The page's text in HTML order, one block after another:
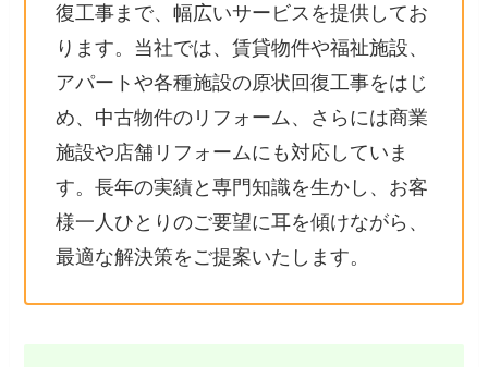
復工事まで、幅広いサービスを提供してお
ります。当社では、賃貸物件や福祉施設、
アパートや各種施設の原状回復工事をはじ
め、中古物件のリフォーム、さらには商業
施設や店舗リフォームにも対応していま
す。長年の実績と専門知識を生かし、お客
様一人ひとりのご要望に耳を傾けながら、
最適な解決策をご提案いたします。